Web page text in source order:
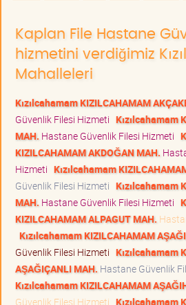
Kaplan File Hastane
hizmetini verdiğimiz
Mahalleleri
Kızılcahamam KIZILCAHAMAM
Güvenlik Filesi Hizmeti Kızılcahamam
MAH. Hastane Güvenlik Filesi Hizmeti
KIZILCAHAMAM AKDOĞAN MAH.
Hizmeti Kızılcahamam
Güvenlik Filesi Hizmeti Kızılcahamam
MAH. Hastane Güvenlik Filesi Hizmeti
KIZILCAHAMAM ALPAGUT MAH.
Kızılcahamam KIZILCAHAMAM
Güvenlik Filesi Hizmeti Kızılcahamam
AŞAĞIÇANLI MAH. Hastane Güvenlik
Kızılcahamam KIZILCAHAMAM
Güvenlik Filesi Hizmeti Kızılcahamam